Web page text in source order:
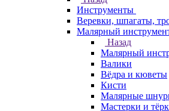
Инструменты
Веревки, шпагаты,
Малярный
Назад
Малярный
Валики
Вёдра и кюветы
Кисти
Малярные
Мастерки и